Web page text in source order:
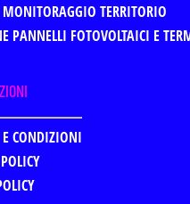
TERRITORIO
PANNELLI FOTOVOLTAICI E
CONDIZIONI